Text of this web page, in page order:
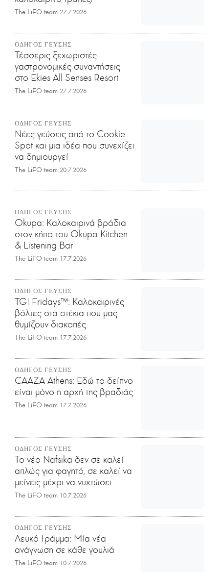
The LiFO team 27.7.2026
ΟΔΗΓΟΣ ΓΕΥΣΗΣ
Τέσσερις ξεχωριστές
γαστρονομικές συναντήσεις
στο Ekies All Senses Resort
The LiFO team 27.7.2026
ΟΔΗΓΟΣ ΓΕΥΣΗΣ
Νέες γεύσεις από το Cookie
Spot και μια ιδέα που συνεχίζει
να δημιουργεί
The LiFO team 20.7.2026
ΟΔΗΓΟΣ ΓΕΥΣΗΣ
Okupa: Καλοκαιρινά βράδια
στον κήπο του Okupa Kitchen
& Listening Bar
The LiFO team 17.7.2026
ΟΔΗΓΟΣ ΓΕΥΣΗΣ
TGI Fridays™: Kαλοκαιρινές
βόλτες στα στέκια που μας
θυμίζουν διακοπές
The LiFO team 17.7.2026
ΟΔΗΓΟΣ ΓΕΥΣΗΣ
CAAZA Athens: Εδώ το δείπνο
είναι μόνο η αρχή της βραδιάς
The LiFO team 17.7.2026
ΟΔΗΓΟΣ ΓΕΥΣΗΣ
Το νέο Nafsika δεν σε καλεί
απλώς για φαγητό, σε καλεί να
μείνεις μέχρι να νυχτώσει
The LiFO team 10.7.2026
ΟΔΗΓΟΣ ΓΕΥΣΗΣ
Λευκό Γράμμα: Μία νέα
ανάγνωση σε κάθε γουλιά
The LiFO team 10.7.2026